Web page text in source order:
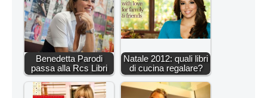
Benedetta Parodi
passa alla Rcs Libri
Natale 2012: quali libri
di cucina regalare?